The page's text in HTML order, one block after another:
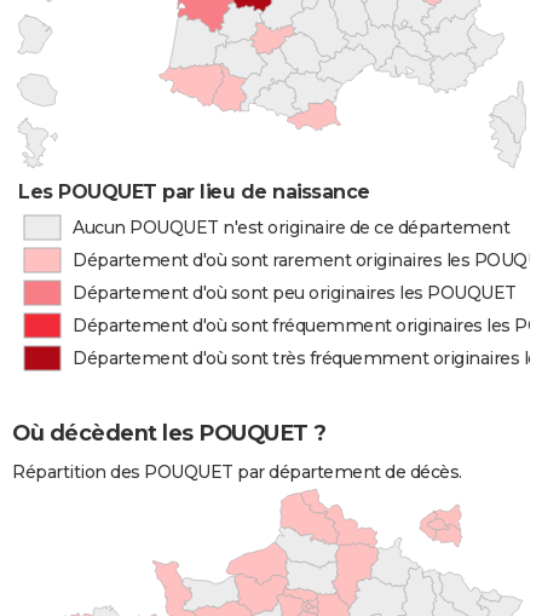
Les POUQUET par lieu de naissance
Aucun POUQUET n'est originaire de ce département
Département d'où sont rarement originaires les
Département d'où sont peu originaires les POUQUET
Département d'où sont fréquemment originaires les
Département d'où sont très fréquemment originaires
Où décèdent les POUQUET ?
Répartition des POUQUET par département de décès.